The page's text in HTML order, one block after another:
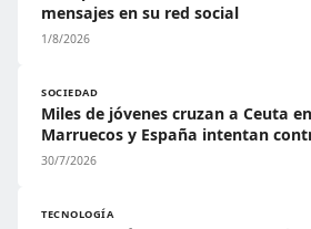
mensajes en su red social
1/8/2026
SOCIEDAD
Miles de jóvenes cruzan a Ceuta
Marruecos y España intentan
30/7/2026
TECNOLOGÍA